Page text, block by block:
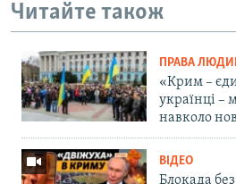
Читайте також
ПРАВА
«Крим –
українці –
навколо
ВІДЕО
Блокада без